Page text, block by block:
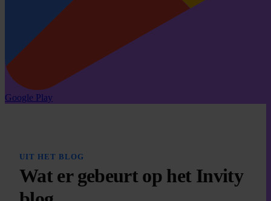
Google Play
UIT HET BLOG
Wat er gebeurt op het Invity